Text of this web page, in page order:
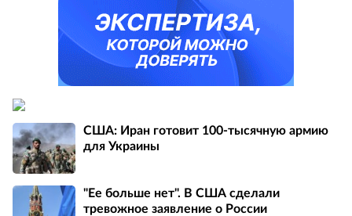
США: Иран готовит 100-тысячную армию
для Украины
"Ее больше нет". В США сделали
тревожное заявление о России